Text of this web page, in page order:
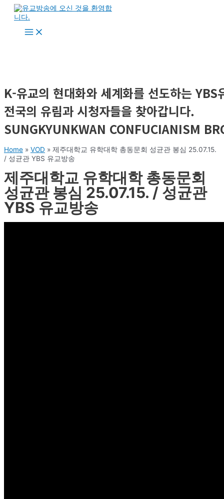
Main
Menu
K-유교의 현대화와 세계화를 선도하는 YBS
전국의 유림과 시청자들을 찾아갑니다.
SUNGKYUNKWAN CONFUCIANISM
Home » VOD » 제주대학교 유학대학 총동문회 성균관 봉심 25.07.15.
/ 성균관 YBS 유교방송
제주대학교 유학대학 총동문회
성균관 봉심 25.07.15. / 성균관
YBS 유교방송